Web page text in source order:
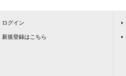
ログイン
新規登録はこちら